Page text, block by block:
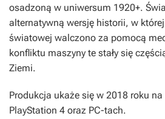
osadzoną w uniwersum 1920+.
alternatywną wersję historii, w
światowej walczono za pomocą
konfliktu maszyny te stały się
Ziemi.
Produkcja ukaże się w 2018 roku
PlayStation 4 oraz PC-tach.